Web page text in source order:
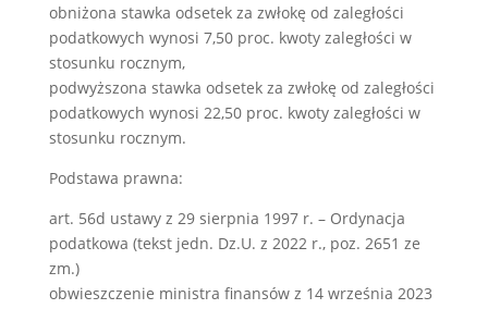
obniżona stawka odsetek za zwłokę od zaległości
podatkowych wynosi 7,50 proc. kwoty zaległości w
stosunku rocznym,
podwyższona stawka odsetek za zwłokę od zaległości
podatkowych wynosi 22,50 proc. kwoty zaległości w
stosunku rocznym.
Podstawa prawna:
art. 56d ustawy z 29 sierpnia 1997 r. – Ordynacja
podatkowa (tekst jedn. Dz.U. z 2022 r., poz. 2651 ze
zm.)
obwieszczenie ministra finansów z 14 września 2023